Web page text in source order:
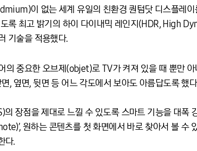
이 없는 세계 유일의 친환경 퀀텀닷 디스플레
록 최고 밝기의 하이 다이내믹 레인지(HDR, High
기술을 적용했다.
의 중요한 오브제(objet)로 TV가 켜져 있을 때 뿐만
, 옆면, 뒷면 등 어느 각도에서 보아도 아름답도록 했
의 장점을 제대로 느낄 수 있도록 스마트 기능을 대폭
원하는 콘텐츠를 첫 화면에서 바로 찾아서 볼 수
다.